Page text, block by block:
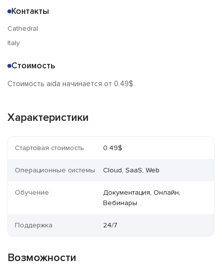
Контакты
Cathedral
Italy
Стоимость
Стоимость aida начинается от 0.49$.
Характеристики
Стартовая стоимость 0.49$
Операционные системы Cloud, SaaS, Web
Обучение
Документация, Онлайн,
Вебинары
Поддержка 24/7
Возможности